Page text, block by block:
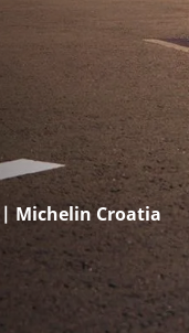
| Michelin Croatia